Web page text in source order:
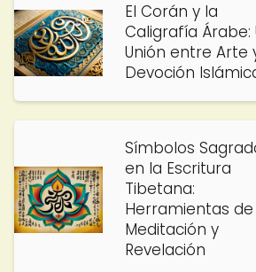
El Corán y la
Caligrafía Árabe:
Unión entre Arte
Devoción
Símbolos
en la Escritura
Tibetana:
Herramientas de
Meditación y
Revelación